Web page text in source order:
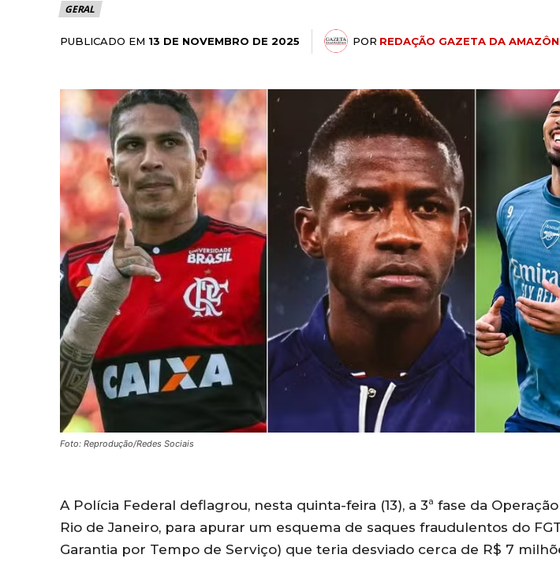
GERAL
PUBLICADO EM 13 DE NOVEMBRO DE 2025 POR REDAÇÃO GAZETA DA
Foto: Reprodução/Redes Sociais
A Polícia Federal deflagrou, nesta quinta-feira (13), a 3ª fase da
Rio de Janeiro, para apurar um esquema de saques fraudulentos do
Garantia por Tempo de Serviço) que teria desviado cerca de R$ 7